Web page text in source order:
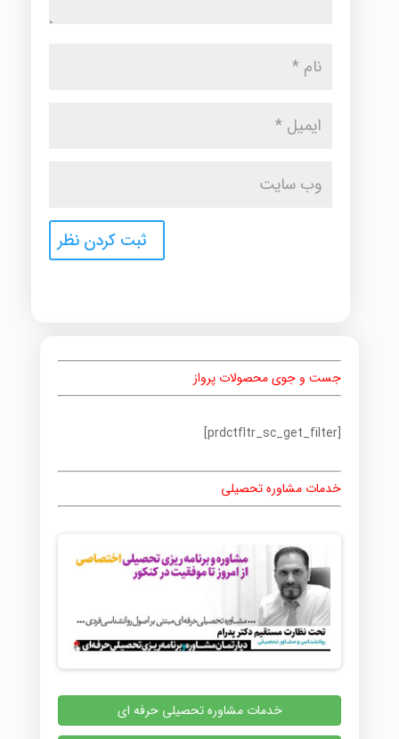
جست و جوی محصولات پرواز
[prdctfltr_sc_get_filter]
خدمات مشاوره تحصیلی
خدمات مشاوره تحصیلی حرفه ای